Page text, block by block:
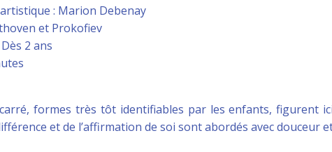
: Marion Debenay
et Prokofiev
2 ans
formes très tôt identifiables par les enfants, figurent
et de l’affirmation de soi sont abordés avec douceur